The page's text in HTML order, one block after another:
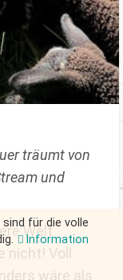
träumt von
und
Welt
nicht! Voll
wäre als
für die volle
Information